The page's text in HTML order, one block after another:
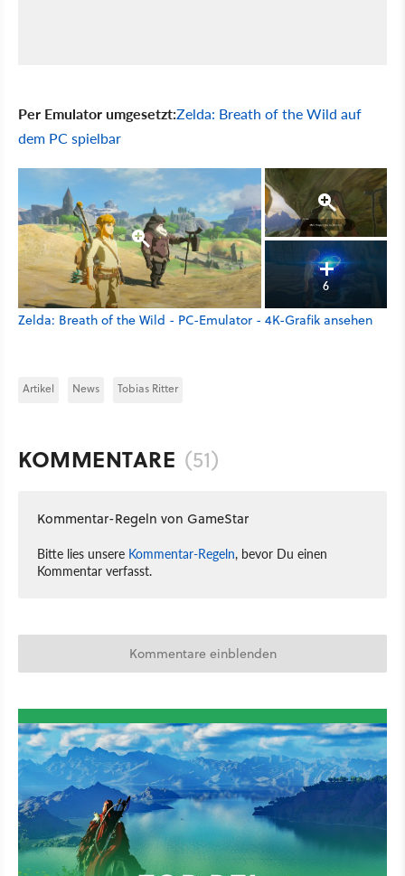
Per Emulator umgesetzt:Zelda: Breath of the Wild auf
dem PC spielbar
6
Zelda: Breath of the Wild - PC-Emulator - 4K-Grafik ansehen
Artikel News Tobias Ritter
KOMMENTARE (51)
Kommentar-Regeln von GameStar
Bitte lies unsere Kommentar-Regeln, bevor Du einen
Kommentar verfasst.
Kommentare einblenden